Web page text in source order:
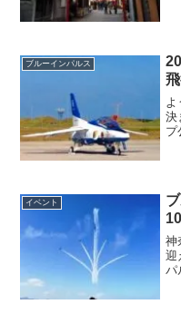
ブルーインパルス
決
プ
す
イベント
神
迎
パ